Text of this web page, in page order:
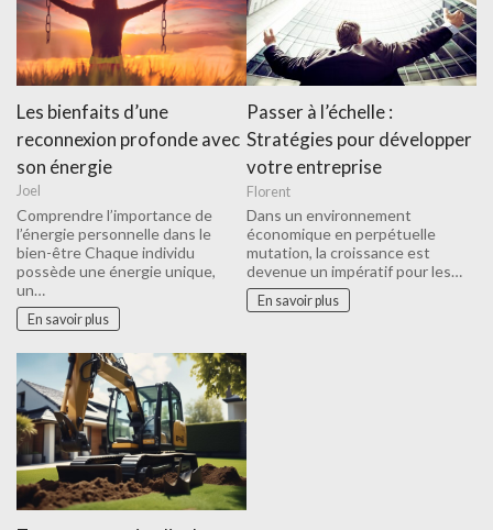
Les bienfaits d’une
reconnexion profonde avec
son énergie
Joel
Comprendre l’importance de
l’énergie personnelle dans le
bien-être Chaque individu
possède une énergie unique,
un…
En savoir plus
Passer à l’échelle :
Stratégies pour développer
votre entreprise
Florent
Dans un environnement
économique en perpétuelle
mutation, la croissance est
devenue un impératif pour les…
En savoir plus